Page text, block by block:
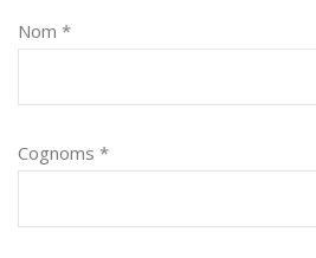
Nom *
Cognoms *